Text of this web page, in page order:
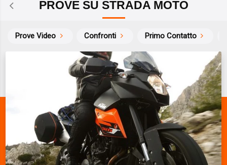
PROVE SU STRADA MOTO
Prove Video Confronti Primo Contatto